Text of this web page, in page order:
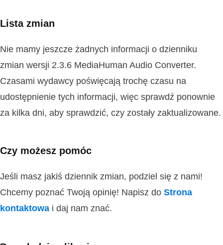
Lista zmian
Nie mamy jeszcze żadnych informacji o dzienniku
zmian wersji 2.3.6 MediaHuman Audio Converter.
Czasami wydawcy poświęcają trochę czasu na
udostępnienie tych informacji, więc sprawdź ponownie
za kilka dni, aby sprawdzić, czy zostały zaktualizowane.
Czy możesz pomóc
Jeśli masz jakiś dziennik zmian, podziel się z nami!
Chcemy poznać Twoją opinię! Napisz do Strona
kontaktowa i daj nam znać.